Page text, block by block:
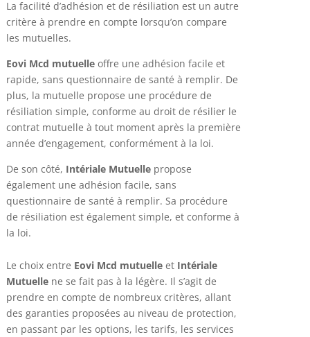
La facilité d’adhésion et de résiliation est un autre
critère à prendre en compte lorsqu’on compare
les mutuelles.
Eovi Mcd mutuelleoffre une adhésion facile et
rapide, sans questionnaire de santé à remplir. De
plus, la mutuelle propose une procédure de
résiliation simple, conforme au droit de résilier le
contrat mutuelle à tout moment après la première
année d’engagement, conformément à la loi.
De son côté, Intériale Mutuellepropose
également une adhésion facile, sans
questionnaire de santé à remplir. Sa procédure
de résiliation est également simple, et conforme à
la loi.
Le choix entre Eovi Mcd mutuelleet Intériale
Mutuellene se fait pas à la légère. Il s’agit de
prendre en compte de nombreux critères, allant
des garanties proposées au niveau de protection,
en passant par les options, les tarifs, les services